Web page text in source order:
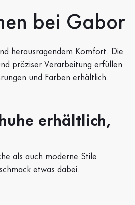
bei Gabor
herausragendem Komfort. Die
präziser Verarbeitung erfüllen
und Farben erhältlich.
erhältlich,
als auch moderne Stile
etwas dabei.